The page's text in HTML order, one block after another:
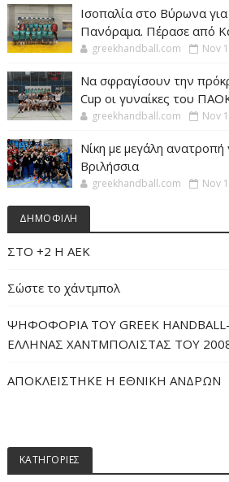
Ισοπαλία στο Βύρωνα για
Πανόραμα. Πέρασε από
greekhandball.com Nov
Να σφραγίσουν την
Cup οι γυναίκες του
greekhandball.com Nov
Νίκη με μεγάλη
Βριλήσσια
greekhandball.com Nov
ΔΗΜΟΦΙΛΗ
ΣΤΟ +2 Η ΑΕΚ
Σώστε το χάντμπολ
ΨΗΦΟΦΟΡΙΑ ΤΟΥ GREEK
ΕΛΛΗΝΑΣ ΧΑΝΤΜΠΟΛΙΣΤΑΣ ΤΟΥ
ΑΠΟΚΛΕΙΣΤΗΚΕ Η ΕΘΝΙΚΗ ΑΝΔΡΩΝ
ΚΑΤΗΓΟΡΙΕΣ